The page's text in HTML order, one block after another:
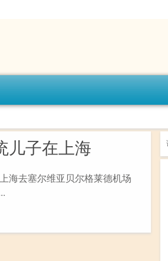
儿子在上海
海去塞尔维亚贝尔格莱德机场